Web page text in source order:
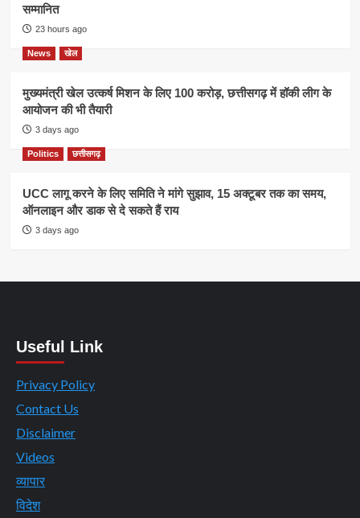
सम्मानित
23 hours ago
News खेल
मुख्यमंत्री खेल उत्कर्ष मिशन के लिए 100 करोड़, छत्तीसगढ़ में हॉकी लीग के
आयोजन की भी तैयारी
3 days ago
Politics छत्तीसगढ़
UCC लागू करने के लिए समिति ने मांगे सुझाव, 15 अक्टूबर तक का समय,
ऑनलाइन और डाक से दे सकते हैं राय
3 days ago
Useful Link
Privacy Policy
Contact Us
Disclaimer
Videos
व्यापार
विदेश